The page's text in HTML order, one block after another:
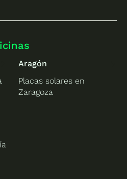
Aragón
Placas solares en
Zaragoza